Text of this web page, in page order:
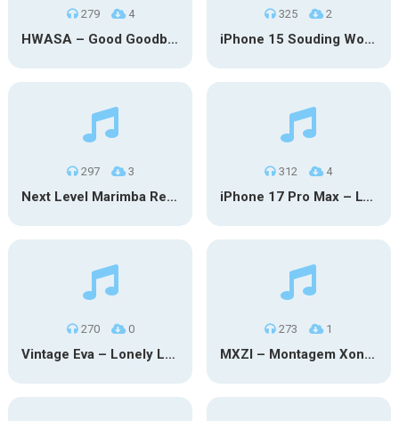
279 4
HWASA – Good Goodbye (iPhone)
325 2
iPhone 15 Souding Wood
297 3
Next Level Marimba Remix
312 4
iPhone 17 Pro Max – Lyubimka
270 0
Vintage Eva – Lonely Lonely (iPhone)
273 1
MXZI – Montagem Xonada (iPhone)